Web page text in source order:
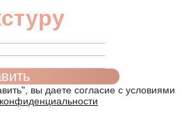
вы даете согласие с условиями